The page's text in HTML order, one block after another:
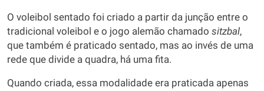
O voleibol sentado foi criado a partir da junção entre o
tradicional voleibol e o jogo alemão chamado sitzbal,
que também é praticado sentado, mas ao invés de uma
rede que divide a quadra, há uma fita.
Quando criada, essa modalidade era praticada apenas